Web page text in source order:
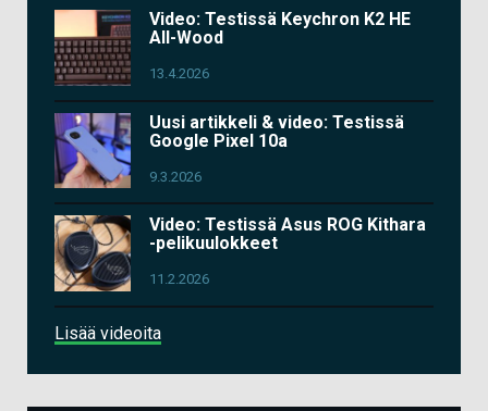
Video: Testissä Keychron K2 HE
All-Wood
13.4.2026
Uusi artikkeli & video: Testissä
Google Pixel 10a
9.3.2026
Video: Testissä Asus ROG Kithara
-pelikuulokkeet
11.2.2026
Lisää videoita